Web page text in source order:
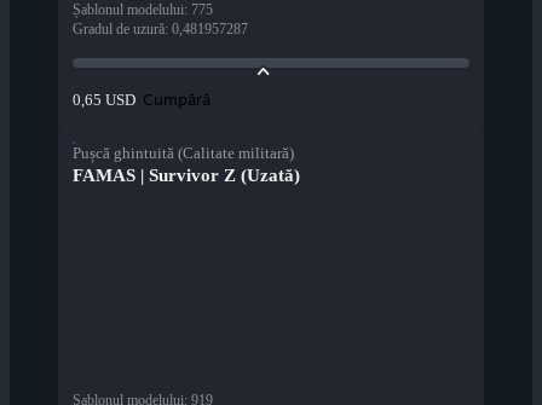
Șablonul modelului: 775
Gradul de uzură: 0,481957287
0,65 USD Cumpără
Pușcă ghintuită (Calitate militară)
FAMAS | Survivor Z (Uzată)
Șablonul modelului: 919